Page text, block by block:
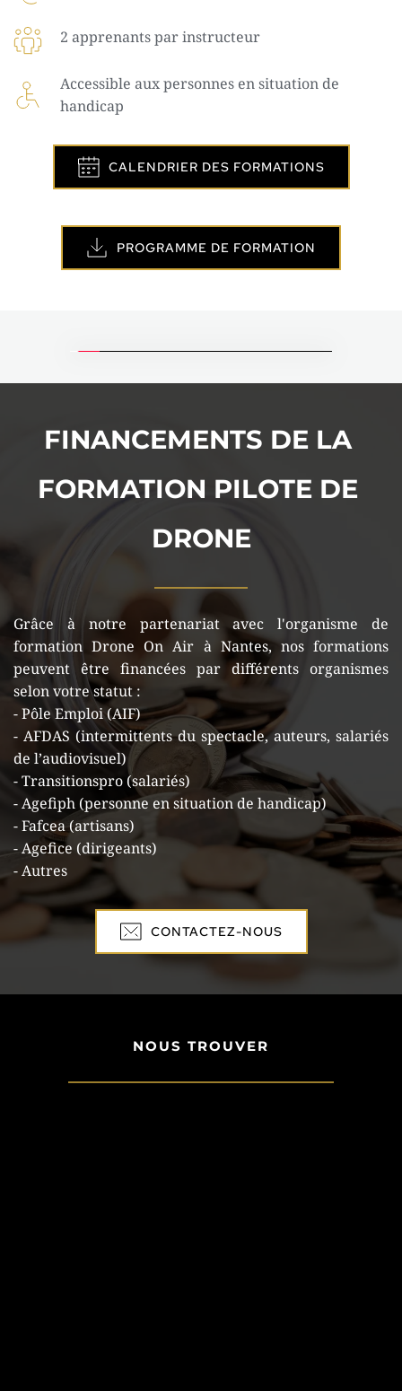
2 apprenants par instructeur
Accessible aux personnes en situation de
handicap
CALENDRIER DES FORMATIONS
PROGRAMME DE FORMATION
FINANCEMENTS DE LA
FORMATION PILOTE DE
DRONE
Grâce à notre partenariat avec l'organisme de
formation Drone On Air à Nantes, nos formations
peuvent être financées par différents organismes
selon votre statut :
- Pôle Emploi (AIF)
- AFDAS (intermittents du spectacle, auteurs, salariés
de l’audiovisuel)
- Transitionspro (salariés)
- Agefiph (personne en situation de handicap)
- Fafcea (artisans)
- Agefice (dirigeants)
- Autres
CONTACTEZ-NOUS
NOUS TROUVER